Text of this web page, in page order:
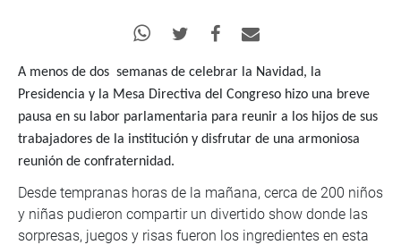
A menos de dos semanas de celebrar la Navidad, la
Presidencia y la Mesa Directiva del Congreso hizo una breve
pausa en su labor parlamentaria para reunir a los hijos de sus
trabajadores de la institución y disfrutar de una armoniosa
reunión de confraternidad.
Desde tempranas horas de la mañana, cerca de 200 niños
y niñas pudieron compartir un divertido show donde las
sorpresas, juegos y risas fueron los ingredientes en esta